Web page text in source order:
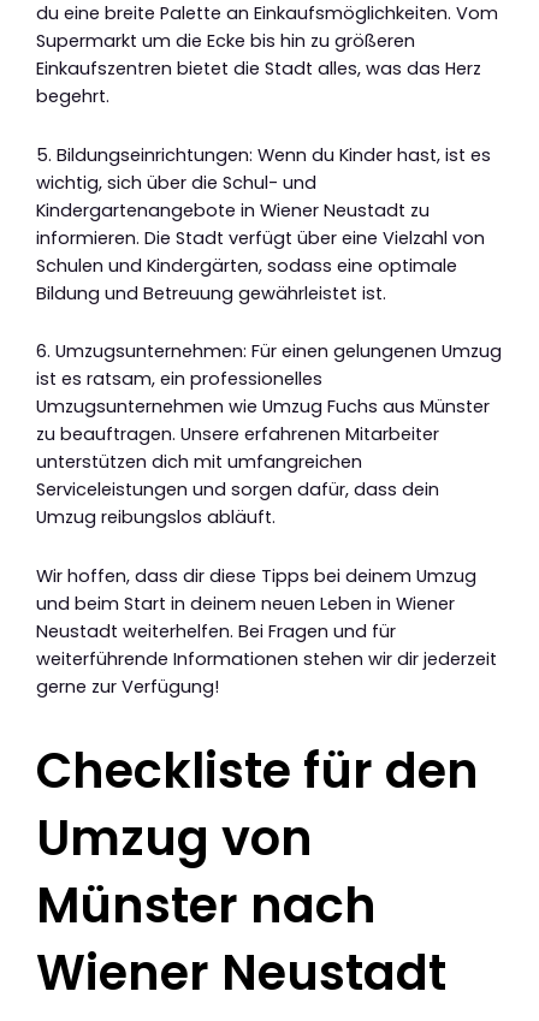
du eine breite Palette an Einkaufsmöglichkeiten. Vom
Supermarkt um die Ecke bis hin zu größeren
Einkaufszentren bietet die Stadt alles, was das Herz
begehrt.
5. Bildungseinrichtungen: Wenn du Kinder hast, ist es
wichtig, sich über die Schul- und
Kindergartenangebote in Wiener Neustadt zu
informieren. Die Stadt verfügt über eine Vielzahl von
Schulen und Kindergärten, sodass eine optimale
Bildung und Betreuung gewährleistet ist.
6. Umzugsunternehmen: Für einen gelungenen Umzug
ist es ratsam, ein professionelles
Umzugsunternehmen wie Umzug Fuchs aus Münster
zu beauftragen. Unsere erfahrenen Mitarbeiter
unterstützen dich mit umfangreichen
Serviceleistungen und sorgen dafür, dass dein
Umzug reibungslos abläuft.
Wir hoffen, dass dir diese Tipps bei deinem Umzug
und beim Start in deinem neuen Leben in Wiener
Neustadt weiterhelfen. Bei Fragen und für
weiterführende Informationen stehen wir dir jederzeit
gerne zur Verfügung!
Checkliste für den
Umzug von
Münster nach
Wiener Neustadt